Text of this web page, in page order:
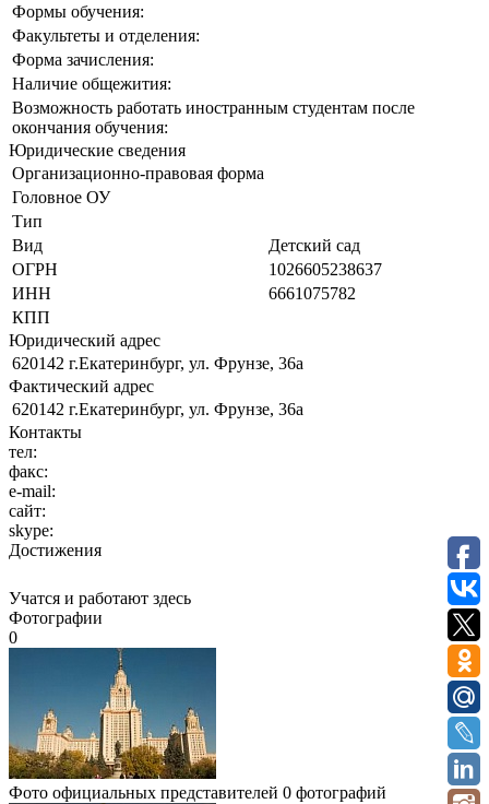
Формы обучения:
Факультеты и отделения:
Форма зачисления:
Наличие общежития:
Возможность работать иностранным студентам после
окончания обучения:
Юридические сведения
Организационно-правовая форма
Головное ОУ
Тип
Вид
Детский сад
ОГРН
1026605238637
ИНН
6661075782
КПП
Юридический адрес
620142 г.Екатеринбург, ул. Фрунзе, 36а
Фактический адрес
620142 г.Екатеринбург, ул. Фрунзе, 36а
Контакты
тел:
факс:
e-mail:
сайт:
skype:
Достижения
Учатся и работают здесь
Фотографии
0
Фото официальных представителей 0 фотографий